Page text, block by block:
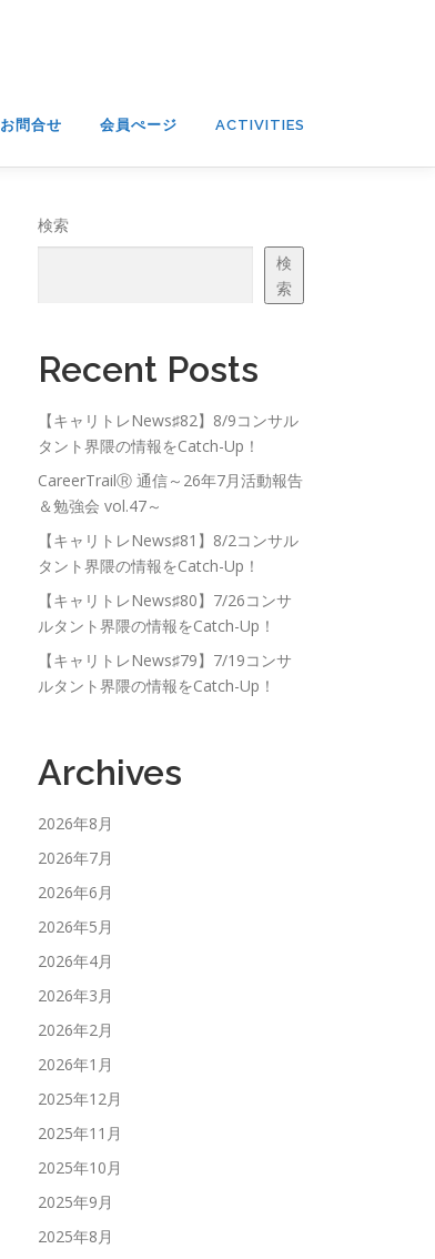
お問合せ 会員ぺージ ACTIVITIES
検索
検
索
Recent Posts
【キャリトレNews♯82】8/9コンサル
タント界隈の情報をCatch-Up！
CareerTrailⓇ 通信～26年7月活動報告
＆勉強会 vol.47～
【キャリトレNews♯81】8/2コンサル
タント界隈の情報をCatch-Up！
【キャリトレNews♯80】7/26コンサ
ルタント界隈の情報をCatch-Up！
【キャリトレNews♯79】7/19コンサ
ルタント界隈の情報をCatch-Up！
Archives
2026年8月
2026年7月
2026年6月
2026年5月
2026年4月
2026年3月
2026年2月
2026年1月
2025年12月
2025年11月
2025年10月
2025年9月
2025年8月